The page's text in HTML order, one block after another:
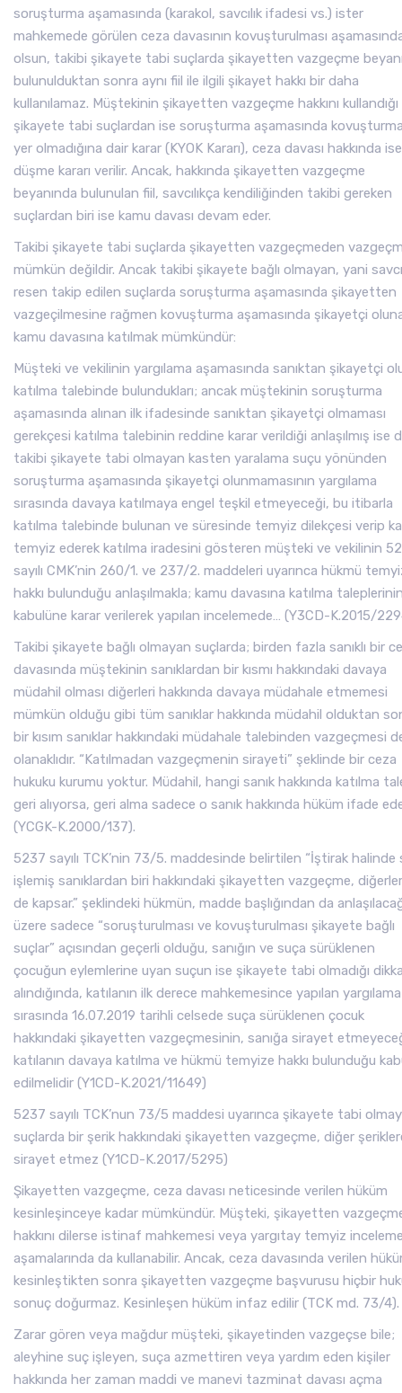
soruşturma aşamasında (karakol, savcılık ifadesi vs.) ister
mahkemede görülen ceza davasının kovuşturulması
olsun, takibi şikayete tabi suçlarda şikayetten vazgeçme
bulunulduktan sonra aynı fiil ile ilgili şikayet hakkı bir daha
kullanılamaz. Müştekinin şikayetten vazgeçme hakkını kullandığı
şikayete tabi suçlardan ise soruşturma aşamasında
yer olmadığına dair karar (KYOK Kararı), ceza davası hakkında ise
düşme kararı verilir. Ancak, hakkında şikayetten vazgeçme
beyanında bulunulan fiil, savcılıkça kendiliğinden takibi gereken
suçlardan biri ise kamu davası devam eder.
Takibi şikayete tabi suçlarda şikayetten vazgeçmeden
mümkün değildir. Ancak takibi şikayete bağlı olmayan, yani
resen takip edilen suçlarda soruşturma aşamasında şikayetten
vazgeçilmesine rağmen kovuşturma aşamasında şikayetçi
kamu davasına katılmak mümkündür:
Müşteki ve vekilinin yargılama aşamasında sanıktan şikayetçi
katılma talebinde bulundukları; ancak müştekinin soruşturma
aşamasında alınan ilk ifadesinde sanıktan şikayetçi olmaması
gerekçesi katılma talebinin reddine karar verildiği anlaşılmış ise
takibi şikayete tabi olmayan kasten yaralama suçu yönünden
soruşturma aşamasında şikayetçi olunmamasının yargılama
sırasında davaya katılmaya engel teşkil etmeyeceği, bu itibarla
katılma talebinde bulunan ve süresinde temyiz dilekçesi verip
temyiz ederek katılma iradesini gösteren müşteki ve vekilinin
sayılı CMK’nin 260/1. ve 237/2. maddeleri uyarınca hükmü
hakkı bulunduğu anlaşılmakla; kamu davasına katılma
kabulüne karar verilerek yapılan incelemede… (Y3CD-K.2015/
Takibi şikayete bağlı olmayan suçlarda; birden fazla sanıklı bir
davasında müştekinin sanıklardan bir kısmı hakkındaki davaya
müdahil olması diğerleri hakkında davaya müdahale etmemesi
mümkün olduğu gibi tüm sanıklar hakkında müdahil olduktan
bir kısım sanıklar hakkındaki müdahale talebinden vazgeçmesi
olanaklıdır. “Katılmadan vazgeçmenin sirayeti” şeklinde bir ceza
hukuku kurumu yoktur. Müdahil, hangi sanık hakkında katılma
geri alıyorsa, geri alma sadece o sanık hakkında hüküm ifade
(YCGK-K.2000/137).
5237 sayılı TCK’nin 73/5. maddesinde belirtilen “İştirak halinde
işlemiş sanıklardan biri hakkındaki şikayetten vazgeçme,
de kapsar.” şeklindeki hükmün, madde başlığından da
üzere sadece “soruşturulması ve kovuşturulması şikayete bağlı
suçlar” açısından geçerli olduğu, sanığın ve suça sürüklenen
çocuğun eylemlerine uyan suçun ise şikayete tabi olmadığı
alındığında, katılanın ilk derece mahkemesince yapılan yargılama
sırasında 16.07.2019 tarihli celsede suça sürüklenen çocuk
hakkındaki şikayetten vazgeçmesinin, sanığa sirayet
katılanın davaya katılma ve hükmü temyize hakkı bulunduğu
edilmelidir (Y1CD-K.2021/11649)
5237 sayılı TCK’nun 73/5 maddesi uyarınca şikayete tabi
suçlarda bir şerik hakkındaki şikayetten vazgeçme, diğer
sirayet etmez (Y1CD-K.2017/5295)
Şikayetten vazgeçme, ceza davası neticesinde verilen hüküm
kesinleşinceye kadar mümkündür. Müşteki, şikayetten
hakkını dilerse istinaf mahkemesi veya yargıtay temyiz
aşamalarında da kullanabilir. Ancak, ceza davasında verilen
kesinleştikten sonra şikayetten vazgeçme başvurusu hiçbir
sonuç doğurmaz. Kesinleşen hüküm infaz edilir (TCK md. 73/4).
Zarar gören veya mağdur müşteki, şikayetinden vazgeçse bile;
aleyhine suç işleyen, suça azmettiren veya yardım eden kişiler
hakkında her zaman maddi ve manevi tazminat davası açma